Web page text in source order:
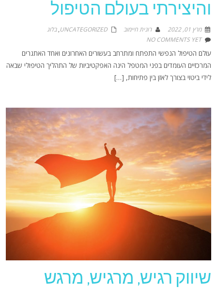
והיצירתי בעולם הטיפול
מרץ 01, 2022 רונית חיימוב UNCATEGORIZED
,בלוג
NO COMMENTS YET
עולם הטיפול הנפשי התפתח ומתרחב בעשורים האחרונים ואחד האתגרים
המרכזיים העומדים בפני המטפל הינה האפקטיביות של התהליך הטיפולי שבאה
לידי ביטוי בצורך לאזן בין פתיחות, […]
שיווק רגיש, מרגיש, מרגש